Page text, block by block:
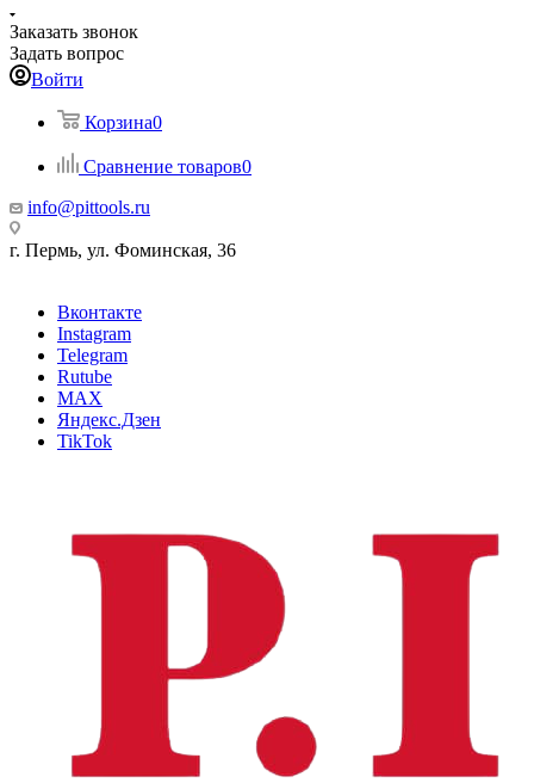
Заказать звонок
Задать вопрос
Войти
Корзина0
Сравнение товаров0
info@pittools.ru
г. Пермь, ул. Фоминская, 36
Вконтакте
Instagram
Telegram
Rutube
MAX
Яндекс.Дзен
TikTok